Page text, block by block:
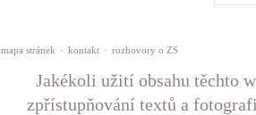
mapa stránek · kontakt · rozhovory o ZS
Jakékoli užití obsahu těchto
zpřístupňování textů a